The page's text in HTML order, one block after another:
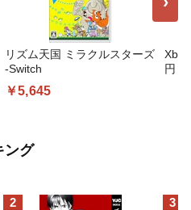
リズム天国 ミラクルスターズ
-Switch
￥5,645
円
ング
2 3